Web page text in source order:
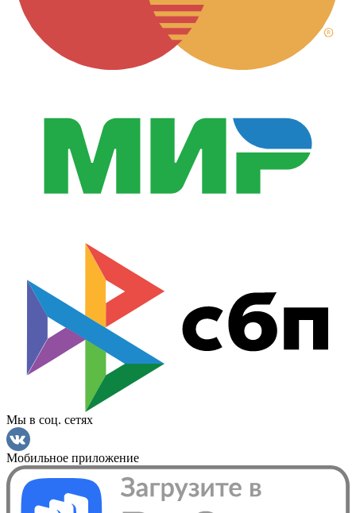
Мы в соц. сетях
Мобильное приложение